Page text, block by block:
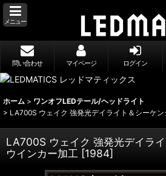
メニュー
問い合わせ マイページ ログイン
ホーム > ワンオフLEDテール/ヘッドライト
> LA700S ウェイク 強発光デイライト＆シーケ
LA700S ウェイク 強発光デイラ
ウインカー加工 [1984]